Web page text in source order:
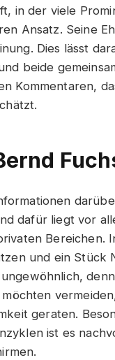
in der viele
Ansatz. Seine
Dies lässt
beide
Kommentaren,
dafür liegt vor
Bereichen.
und ein Stück
geraten.
ist es